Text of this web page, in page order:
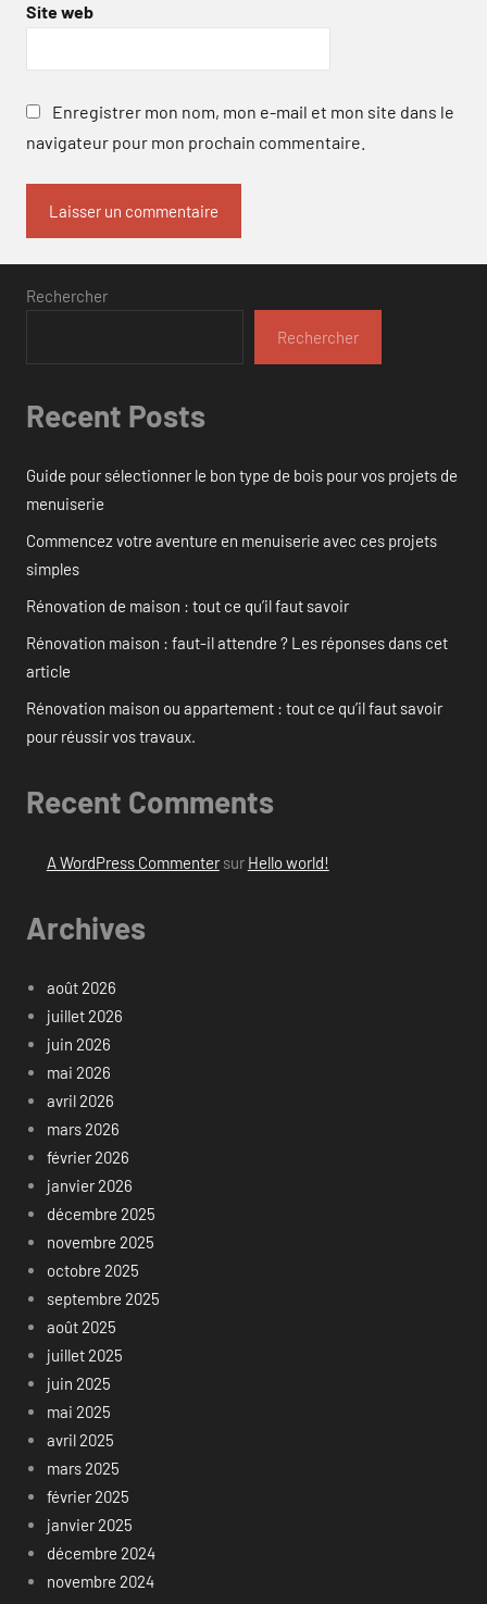
Site web
Enregistrer mon nom, mon e-mail et mon site dans le
navigateur pour mon prochain commentaire.
Rechercher
Rechercher
Recent Posts
Guide pour sélectionner le bon type de bois pour vos projets de
menuiserie
Commencez votre aventure en menuiserie avec ces projets
simples
Rénovation de maison : tout ce qu’il faut savoir
Rénovation maison : faut-il attendre ? Les réponses dans cet
article
Rénovation maison ou appartement : tout ce qu’il faut savoir
pour réussir vos travaux.
Recent Comments
A WordPress Commentersur Hello world!
Archives
août 2026
juillet 2026
juin 2026
mai 2026
avril 2026
mars 2026
février 2026
janvier 2026
décembre 2025
novembre 2025
octobre 2025
septembre 2025
août 2025
juillet 2025
juin 2025
mai 2025
avril 2025
mars 2025
février 2025
janvier 2025
décembre 2024
novembre 2024